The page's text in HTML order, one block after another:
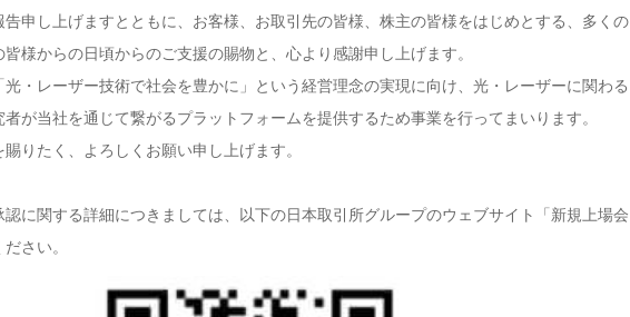
申し上げますとともに、お客様、お取引先の皆様、株主の皆様をはじめとする、多くの
様からの日頃からのご支援の賜物と、心より感謝申し上げます。
・レーザー技術で社会を豊かに」という経営理念の実現に向け、光・レーザーに関わる
が当社を通じて繋がるプラットフォームを提供するため事業を行ってまいります。
りたく、よろしくお願い申し上げます。
に関する詳細につきましては、以下の日本取引所グループのウェブサイト「新規上場会
さい。